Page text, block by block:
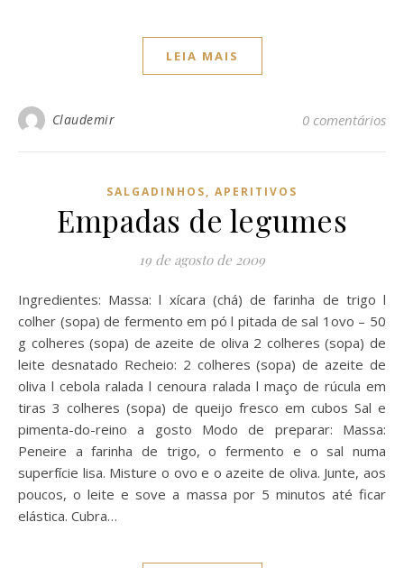
LEIA MAIS
Claudemir 0 comentários
SALGADINHOS, APERITIVOS
Empadas de legumes
19 de agosto de 2009
Ingredientes: Massa: l xícara (chá) de farinha de trigo l
colher (sopa) de fermento em pó l pitada de sal 1ovo – 50
g colheres (sopa) de azeite de oliva 2 colheres (sopa) de
leite desnatado Recheio: 2 colheres (sopa) de azeite de
oliva l cebola ralada l cenoura ralada l maço de rúcula em
tiras 3 colheres (sopa) de queijo fresco em cubos Sal e
pimenta-do-reino a gosto Modo de preparar: Massa:
Peneire a farinha de trigo, o fermento e o sal numa
superfície lisa. Misture o ovo e o azeite de oliva. Junte, aos
poucos, o leite e sove a massa por 5 minutos até ficar
elástica. Cubra…